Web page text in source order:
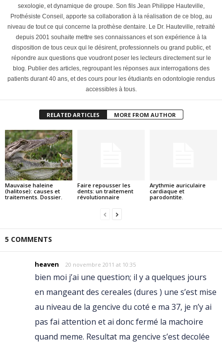
sexologie, et dynamique de groupe. Son fils Jean Philippe Hauteville,
Prothésiste Conseil, apporte sa collaboration à la réalisation de ce blog, au
niveau de tout ce qui concerne la prothèse dentaire. Le Dr. Hauteville, retraité
depuis 2001 souhaite mettre ses connaissances et son expérience à la
disposition de tous ceux qui le désirent, professionnels ou grand public, et
répondre aux questions que voudront poser les lecteurs directement sur le
blog. Publier des articles, regroupant les réponses aux interrogations des
patients durant 40 ans, et des cours pour les étudiants en odontologie rendus
accessibles à tous.
RELATED ARTICLES MORE FROM AUTHOR
Mauvaise haleine
(halitose): causes et
traitements. Dossier.
Faire repousser les
dents: un traitement
révolutionnaire
Arythmie auriculaire
cardiaque et
parodontite.
5 COMMENTS
heaven 20 novembre 2011 at 10:35
bien moi j’ai une question; il y a quelques jours
en mangeant des cereales (dures ) une s’est mise
au niveau de la gencive du coté e ma 37, je n’y ai
pas fai attention et ai donc fermé la machoire
quand meme. Resultat ma gencive s’est decolée